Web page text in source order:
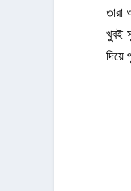
তারা
খুবই
দিয়ে